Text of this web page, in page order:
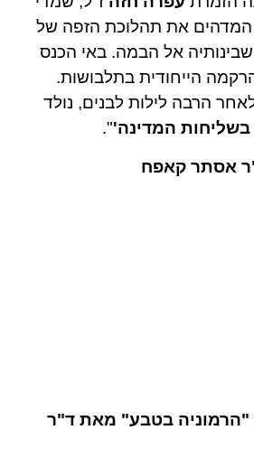
המדהים את תהלוכת הזפה של
אל הבמה. באי הכנס
הייחודית בתלבושות.
הרבה לילות לבנים, נולד
בשליחות המדינה'".
אסתר קאפח
"הרמוניה בטבע" מאת ד"ר